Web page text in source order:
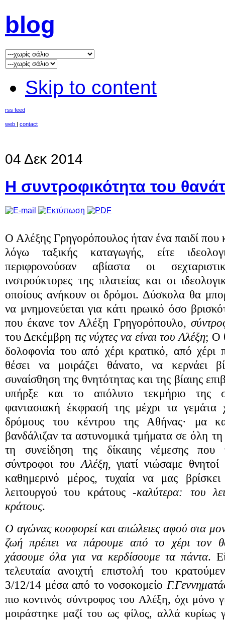
blog
Skip to content
rss feed
web | contact
04 Δεκ 2014
Η συντροφικότητα του
Ο Αλέξης Γρηγορόπουλος ήταν ένα παιδί που
λόγω ταξικής καταγωγής, είτε
περιφρονούσαν αβίαστα οι
ινστρούκτορες της πλατείας και οι
οποίους ανήκουν οι δρόμοι. Δύσκολα θα
να μνημονεύεται για κάτι ηρωικό όσο
που έκανε τον Αλέξη Γρηγορόπουλο,
του Δεκέμβρη τις νύχτες να είναι του Αλέξη; Ο
δολοφονία του από χέρι κρατικό, από χέρι
θέσει να μοιράζει θάνατο, να κερνάει
συναίσθηση της θνητότητας και της βίαιης
υπήρξε και το απόλυτο τεκμήριο της
φαντασιακή έκφρασή της μέχρι τα γεμάτα
δρόμους του κέντρου της Αθήνας· μα
βανδάλιζαν τα αστυνομικά τμήματα σε όλη
τη συνείδηση της δίκαιης νέμεσης που
σύντροφοι του Αλέξη, γιατί νιώσαμε
καθημερινό μέρος, τυχαία να μας
λειτουργού του κράτους -καλύτερα: του
κράτους.
Ο αγώνας κυοφορεί και απώλειες αφού στα
ζωή πρέπει να πάρουμε από το χέρι τον
χάσουμεόλα για να κερδίσουμε τα πάντα.
τελευταία ανοιχτή επιστολή του
3/12/14 μέσα από το νοσοκομείο
πιο κοντινός σύντροφος του Αλέξη, όχι μόνο
μοιράστηκε μαζί του ως φίλος, αλλά κυρίως